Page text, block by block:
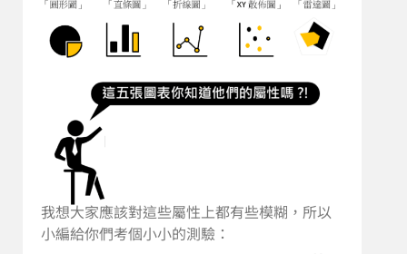
我想大家應該對這些屬性上都有些模糊，所以
小編給你們考個小小的測驗：